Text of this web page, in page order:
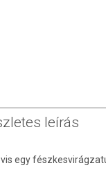
leírás
egy